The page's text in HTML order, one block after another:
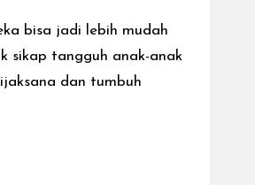
bisa jadi lebih mudah
sikap tangguh anak-anak
dan tumbuh